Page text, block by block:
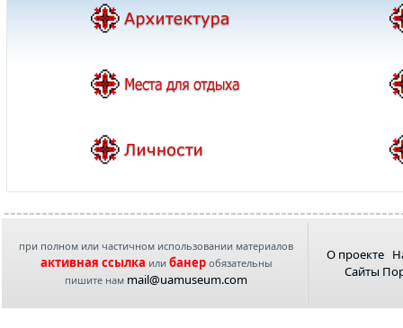
при полном или частичном использовании материалов
активная ссылка или банеробязательны
пишите нам mail@uamuseum.com
О проекте
Сайты